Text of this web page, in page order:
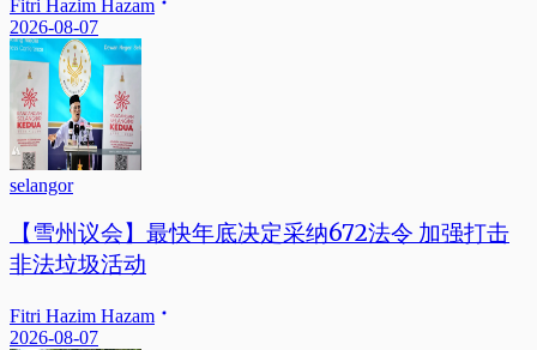
Fitri Hazim Hazam
2026-08-07
selangor
【雪州议会】最快年底决定采纳672法令 加强打击
非法垃圾活动
Fitri Hazim Hazam
2026-08-07